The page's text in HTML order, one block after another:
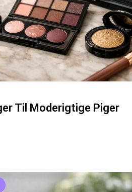
Til Moderigtige Piger